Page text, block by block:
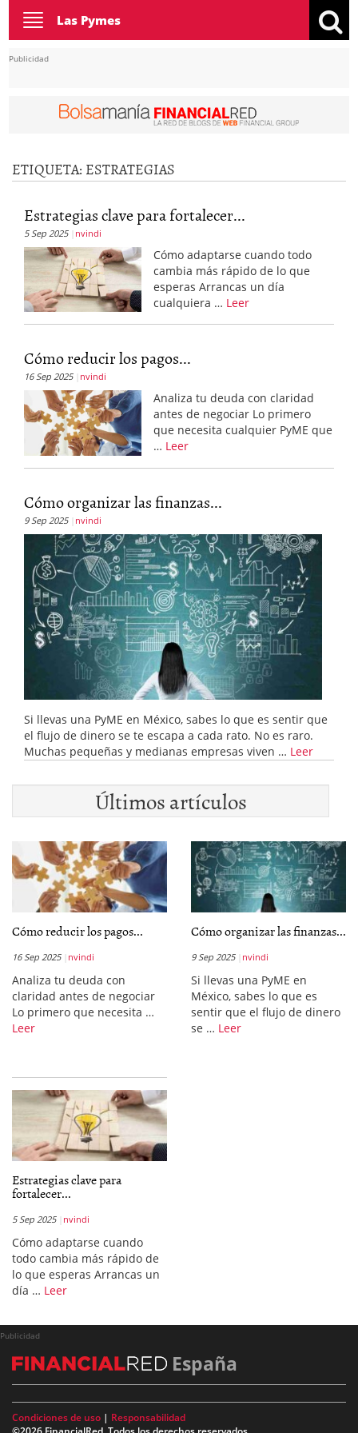
Toggle
navigation
Las Pymes
Publicidad
ETIQUETA: ESTRATEGIAS
Estrategias clave para fortalecer...
5 Sep 2025 nvindi
Cómo adaptarse cuando todo
cambia más rápido de lo que
esperas Arrancas un día
cualquiera … Leer
Cómo reducir los pagos...
16 Sep 2025 nvindi
Analiza tu deuda con claridad
antes de negociar Lo primero
que necesita cualquier PyME que
… Leer
Cómo organizar las finanzas...
9 Sep 2025 nvindi
Si llevas una PyME en México, sabes lo que es sentir que
el flujo de dinero se te escapa a cada rato. No es raro.
Muchas pequeñas y medianas empresas viven … Leer
Últimos artículos
Cómo reducir los pagos...
16 Sep 2025 nvindi
Analiza tu deuda con
claridad antes de negociar
Lo primero que necesita …
Leer
Cómo organizar las finanzas...
9 Sep 2025 nvindi
Si llevas una PyME en
México, sabes lo que es
sentir que el flujo de dinero
se … Leer
Estrategias clave para
fortalecer...
5 Sep 2025 nvindi
Cómo adaptarse cuando
todo cambia más rápido de
lo que esperas Arrancas un
día … Leer
Publicidad
España
Condiciones de uso | Responsabilidad